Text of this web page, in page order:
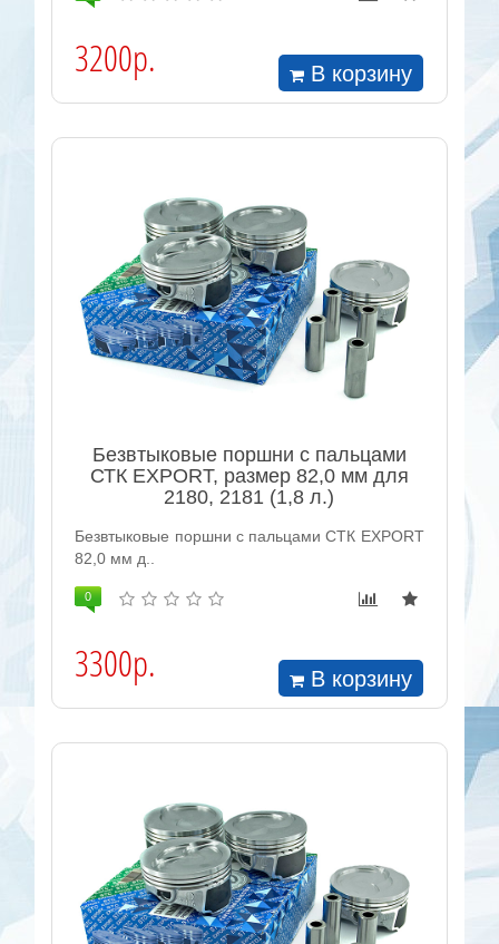
3200р. В корзину
Безвтыковые поршни с пальцами
СТК EXPORT, размер 82,0 мм для
2180, 2181 (1,8 л.)
Безвтыковые поршни с пальцами СТК EXPORT
82,0 мм д..
0
3300р. В корзину